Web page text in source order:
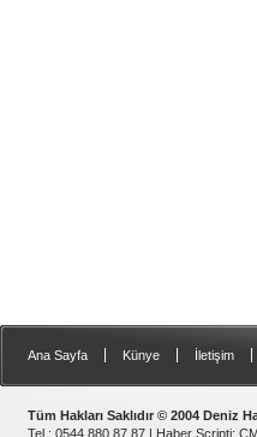
Ana Sayfa Künye İletişim
Tüm Hakları Saklıdır © 2004 Deniz
Tel : 0544 880 87 87 | Haber Scripti: